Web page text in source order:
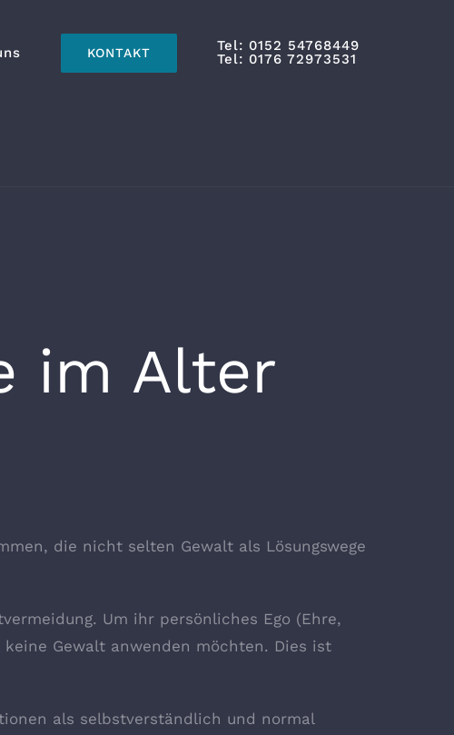
KONTAKT
Tel: 0152 54768449
Tel: 0176 72973531
im Alter
die nicht selten Gewalt als Lösungswege
Um ihr persönliches Ego (Ehre,
Gewalt anwenden möchten. Dies ist
als selbstverständlich und normal